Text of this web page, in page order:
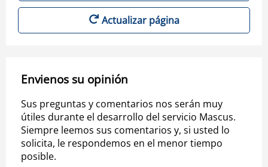
Actualizar página
Envienos su opinión
Sus preguntas y comentarios nos serán muy
útiles durante el desarrollo del servicio Mascus.
Siempre leemos sus comentarios y, si usted lo
solicita, le respondemos en el menor tiempo
posible.